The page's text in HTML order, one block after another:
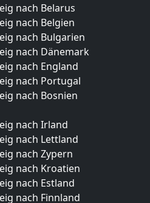
nach Belarus
nach Belgien
nach Bulgarien
nach Dänemark
nach England
nach Portugal
nach Bosnien
nach Irland
nach Lettland
nach Zypern
nach Kroatien
nach Estland
nach Finnland